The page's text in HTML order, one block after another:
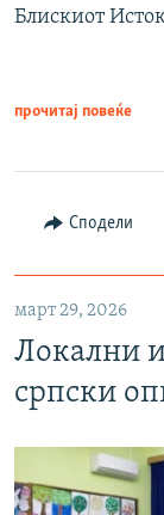
Блискиот
прочитај повеќе
Сподели
март 29, 2026
Локални
српски